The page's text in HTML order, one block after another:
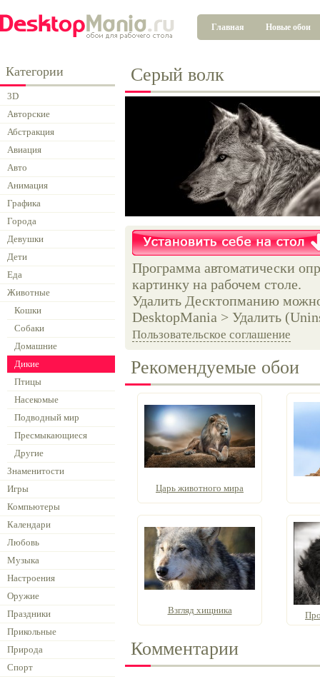
Главная Новые обои
Категории
3D
Авторские
Абстракция
Авиация
Авто
Анимация
Графика
Города
Девушки
Дети
Еда
Животные
Кошки
Собаки
Домашние
Дикие
Птицы
Насекомые
Подводный мир
Пресмыкающиеся
Другие
Знаменитости
Игры
Компьютеры
Календари
Любовь
Музыка
Настроения
Оружие
Праздники
Прикольные
Природа
Спорт
Серый волк
Программа автоматически
картинку на рабочем столе.
Удалить Десктопманию
DesktopMania > Удалить
Пользовательское соглашение
Рекомендуемые обои
Царь животного мира
Взгляд хищника
Комментарии